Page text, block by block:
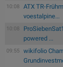
10:08
ATX TR-
voestalpine...
10:08
powered ...
09:55
wikifolio